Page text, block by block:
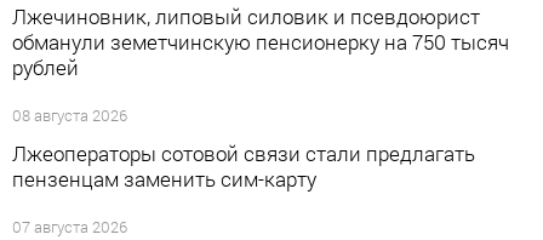
Лжечиновник, липовый силовик и псевдоюрист
обманули земетчинскую пенсионерку на 750 тысяч
рублей
08 августа 2026
Лжеоператоры сотовой связи стали предлагать
пензенцам заменить сим-карту
07 августа 2026